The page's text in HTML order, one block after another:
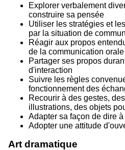
Explorer verbalement
construire sa pensée
Utiliser les stratégies et
par la situation de
Réagir aux propos
de la communication orale
Partager ses propos
d'interaction
Suivre les règles
fonctionnement des
Recourir à des gestes,
illustrations, des objets
Adapter sa façon de dire
Adopter une attitude
Art dramatique